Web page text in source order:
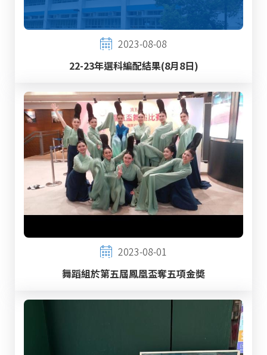
2023-08-08
22-23年選科編配結果(8月8日)
2023-08-01
舞蹈組於第五屆鳳凰盃奪五項金奬